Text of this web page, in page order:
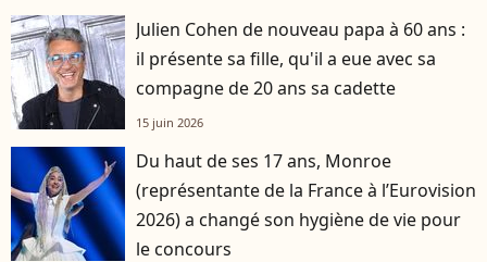
Julien Cohen de nouveau papa à 60 ans :
il présente sa fille, qu'il a eue avec sa
compagne de 20 ans sa cadette
15 juin 2026
Du haut de ses 17 ans, Monroe
(représentante de la France à l’Eurovision
2026) a changé son hygiène de vie pour
le concours